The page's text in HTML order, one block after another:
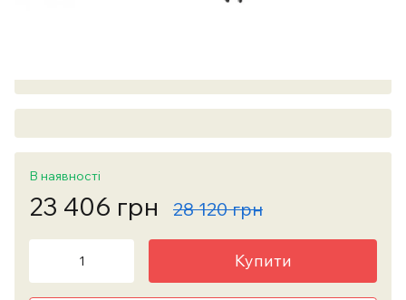
В наявності
23 406 грн 28 120 грн
Купити